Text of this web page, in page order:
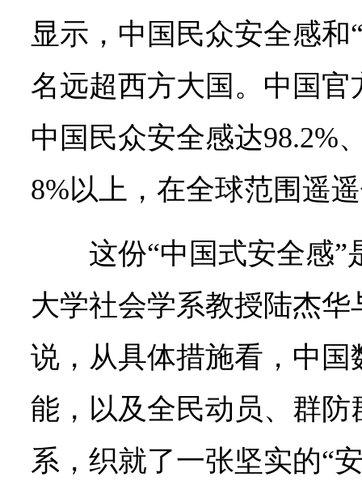
显示，中国民众安全感和
名远超西方大国。中国官
中国民众安全感达98.2%
8%以上，在全球范围遥
这份“中国式安全感
大学社会学系教授陆杰
说，从具体措施看，中
能，以及全民动员、群
系，织就了一张坚实的“